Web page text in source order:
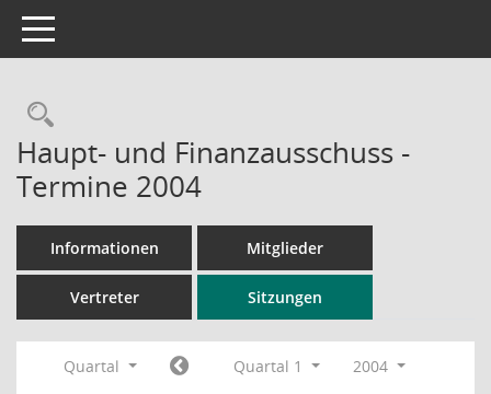
Toggle navigation
Rechercheauswahl
Haupt- und Finanzausschuss -
Termine 2004
Informationen Mitglieder
Vertreter Sitzungen
Quartal Quartal 1
2004